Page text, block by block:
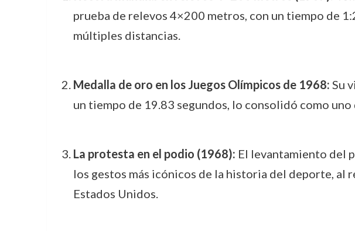
prueba de relevos 4×200 metros, con un tiempo de
múltiples distancias.
Medalla de oro en los Juegos Olímpicos de 1968: Su
un tiempo de 19.83 segundos, lo consolidó como
La protesta en el podio (1968): El levantamiento del
los gestos más icónicos de la historia del deporte, al
Estados Unidos.